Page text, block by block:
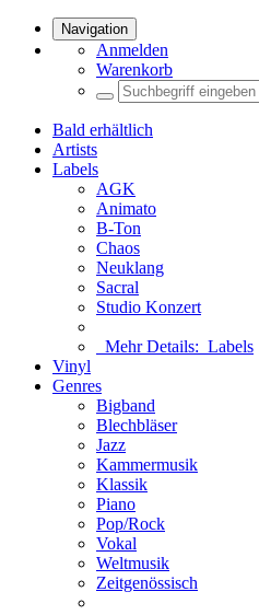
Navigation
Anmelden
Warenkorb
Bald erhältlich
Artists
Labels
AGK
Animato
B-Ton
Chaos
Neuklang
Sacral
Studio Konzert
Mehr Details: Labels
Vinyl
Genres
Bigband
Blechbläser
Jazz
Kammermusik
Klassik
Piano
Pop/Rock
Vokal
Weltmusik
Zeitgenössisch